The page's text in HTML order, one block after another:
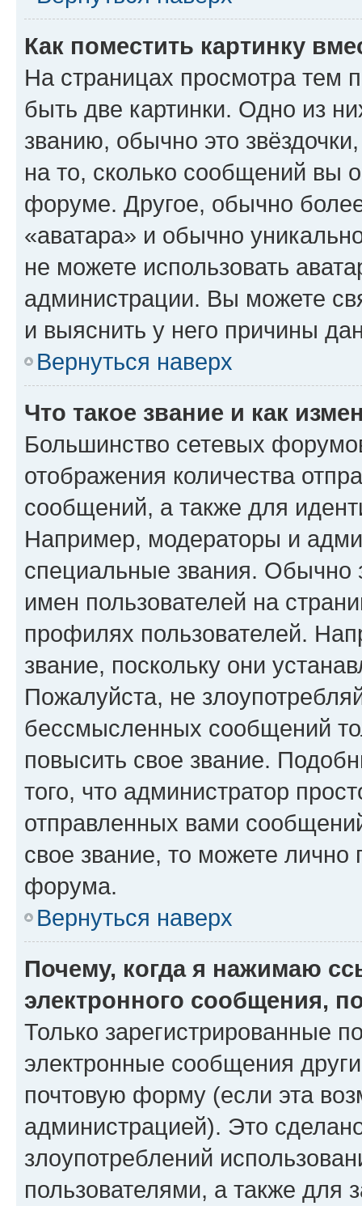
Как поместить картинку
На страницах просмотра тем
быть две картинки. Одно из
званию, обычно это
на то, сколько сообщений вы
форуме. Другое, обычно
«аватара» и обычно
не можете использовать
администрации. Вы можете
и выяснить у него причины
Вернуться наверх
Что такое звание и как
Большинство сетевых
отображения количества
сообщений, а также для
Например, модераторы и
специальные звания. Обычно
имен пользователей на
профилях пользователей.
звание, поскольку они
Пожалуйста, не
бессмысленных сообщений
повысить свое звание.
того, что администратор
отправленных вами
свое звание, то можете лично
форума.
Вернуться наверх
Почему, когда я нажимаю
электронного сообщения,
Только зарегистрированные
электронные сообщения
почтовую форму (если эта
администрацией). Это
злоупотреблений
пользователями, а также для